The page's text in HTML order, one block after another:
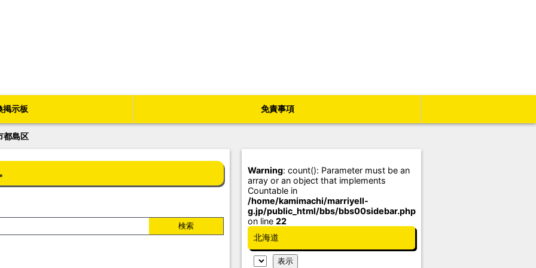
掲示板 免責事項
都島区
Warning: count(): Parameter must be an
array or an object that implements
Countable in
/home/kamimachi/marriyell-
g.jp/public_html/bbs/bbs00sidebar.php
on line 22
北海道